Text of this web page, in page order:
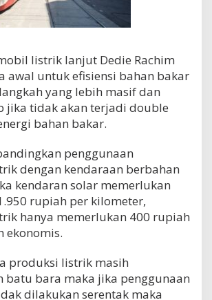
listrik lanjut Dedie Rachim
awal untuk efisiensi bahan bakar
yang lebih masif dan
jika tidak akan terjadi double
bahan bakar.
penggunaan
dengan kendaraan berbahan
kendaran solar memerlukan
rupiah per kilometer,
hanya memerlukan 400 rupiah
ekonomis.
produksi listrik masih
batu bara maka jika penggunaan
dilakukan serentak maka